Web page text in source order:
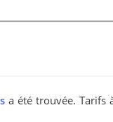
a été trouvée. Tarifs